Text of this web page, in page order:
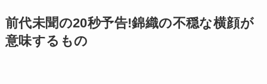
前代未聞の20秒予告!錦織の不穏な横顔が
意味するもの